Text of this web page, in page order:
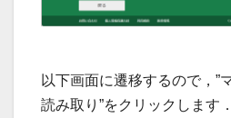
以下画面に遷移するので，”
読み取り”をクリックします．